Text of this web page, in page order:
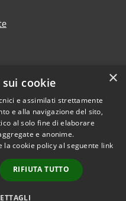
Copyright © 2026 • Comune di
Municipium•
Accesso
redazione
×
cookie
e assimilati strettamente
e alla navigazione del sito,
al solo fine di elaborare
e anonime.
cookie policy al seguente link
RIFIUTA TUTTO